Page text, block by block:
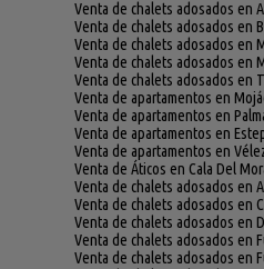
Venta de chalets adosados en
Venta de chalets adosados en
Venta de chalets adosados en
Venta de chalets adosados en
Venta de chalets adosados en
Venta de apartamentos en
Venta de apartamentos en
Venta de apartamentos en
Venta de apartamentos en
Venta de Áticos en Cala Del
Venta de chalets adosados en
Venta de chalets adosados en
Venta de chalets adosados en
Venta de chalets adosados en
Venta de chalets adosados en